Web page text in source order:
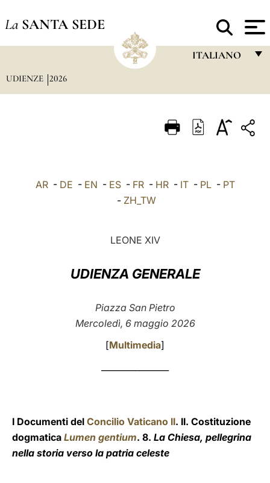
La SANTA SEDE
ITALIANO
ITALIANO
中文
UDIENZE 2026
AR- DE - EN - ES- FR- HR- IT- PL- PT
- ZH_TW
LEONE XIV
UDIENZA GENERALE
Piazza San Pietro
Mercoledì, 6 maggio 2026
[Multimedia]
I Documenti del Concilio Vaticano II. II. Costituzione
dogmatica Lumen gentium. 8. La Chiesa, pellegrina
nella storia verso la patria celeste